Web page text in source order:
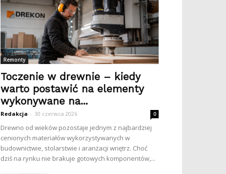
Remonty
Toczenie w drewnie – kiedy
warto postawić na elementy
wykonywane na...
Redakcja - 30 czerwca 2026 0
Drewno od wieków pozostaje jednym z najbardziej
cenionych materiałów wykorzystywanych w
budownictwie, stolarstwie i aranżacji wnętrz. Choć
dziś na rynku nie brakuje gotowych komponentów,...